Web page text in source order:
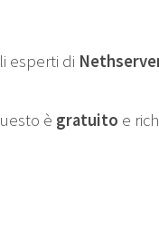
esperti di
è gratuito e